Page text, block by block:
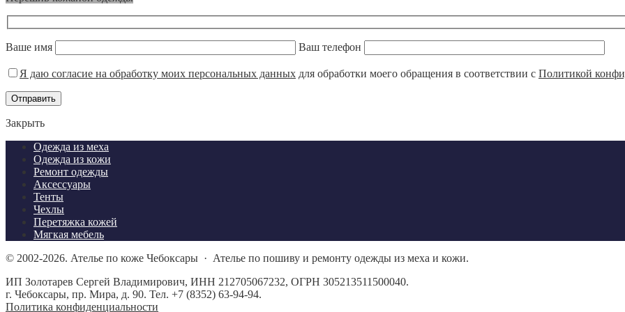
Ваше имя Ваш телефон
Я даю согласие на обработку моих персональных данных для обработки моего обращения в соответствии с Политикой
Отправить
Закрыть
Одежда из меха
Одежда из кожи
Ремонт одежды
Аксессуары
Тенты
Чехлы
Перетяжка кожей
Мягкая мебель
© 2002-2026. Ателье по коже Чебоксары · Ателье по пошиву и ремонту одежды из меха и кожи.
ИП Золотарев Сергей Владимирович, ИНН 212705067232, ОГРН 305213511500040.
г. Чебоксары, пр. Мира, д. 90. Тел. +7 (8352) 63-94-94.
Политика конфиденциальности